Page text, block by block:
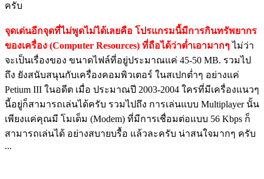
ครับ
จุดเด่นอีกจุดที่ไม่พูดไม่ได้เลยคือ โปรแกรมนี้มีการกินทรัพยากร
ของเครื่อง (Computer Resources) ที่ถือได้ว่าต่ำเอามากๆ ไม่ว่า
จะเป็นเรื่องของ ขนาดไฟล์ที่อยู่ประมาณแค่ 45-50 MB. รวมไป
ถึง ยังสนับสนุนกับเครื่องคอมพิวเตอร์ ในสเปกต่ำๆ อย่างแค่
Petium III ในอดีต เมื่อ ประมาณปี 2003-2004 ใครที่มีเครื่องแนวๆ
นี้อยู่ก็สามารถเล่นได้ครับ รวมไปถึง การเล่นแบบ Multiplayer นั้น
เพียงแค่คุณมี โมเด็ม (Modem) ที่มีการเชื่อมต่อแบบ 56 Kbps ก็
สามารถเล่นได้ อย่างสบายบรื้อ แล้วละครับ น่าสนใจมากๆ ครับ
...